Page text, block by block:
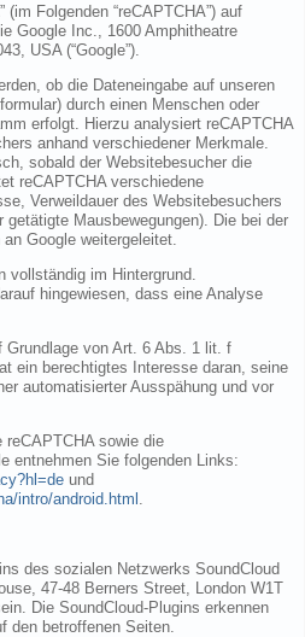
(im Folgenden “reCAPTCHA”) auf
Google Inc., 1600 Amphitheatre
USA (“Google”).
ob die Dateneingabe auf unseren
durch einen Menschen oder
erfolgt. Hierzu analysiert reCAPTCHA
anhand verschiedener Merkmale.
sobald der Websitebesucher die
reCAPTCHA verschiedene
Verweildauer des Websitebesuchers
Mausbewegungen). Die bei der
Google weitergeleitet.
vollständig im Hintergrund.
hingewiesen, dass eine Analyse
Grundlage von Art. 6 Abs. 1 lit. f
ein berechtigtes Interesse daran, seine
automatisierter Ausspähung und vor
reCAPTCHA sowie die
entnehmen Sie folgenden Links:
und
intro/android.html
des sozialen Netzwerks SoundCloud
47-48 Berners Street, London W1T
Die SoundCloud-Plugins erkennen
den betroffenen Seiten.